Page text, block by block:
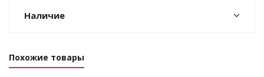
Наличие
Похожие товары